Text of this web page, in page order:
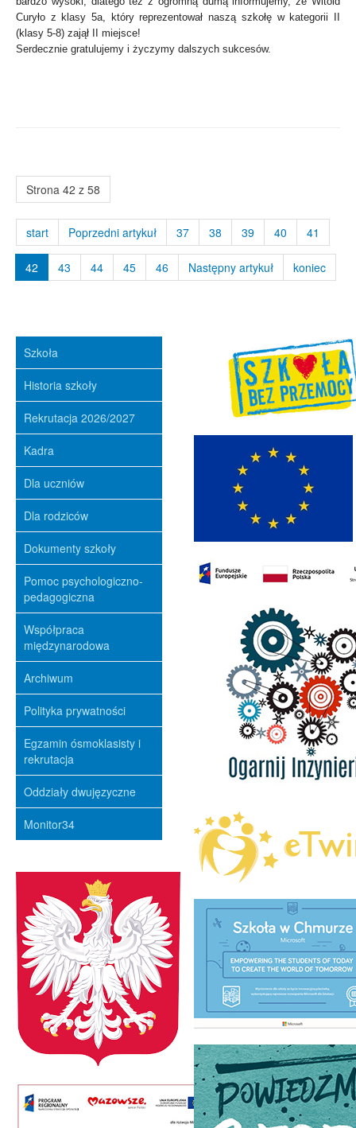
Curyło z klasy 5a, który reprezentował naszą szkołę w kategorii II
(klasy 5-8) zajął II miejsce!
Serdecznie gratulujemy i życzymy dalszych sukcesów.
Strona 42 z 58
start Poprzedni artykuł 37 38 39 40 41
42 43 44 45 46 Następny artykuł koniec
Szkoła
Historia szkoły
Rekrutacja 2026/2027
Kadra
Dla uczniów
Dla rodziców
Dokumenty szkoły
Pomoc psychologiczno-
pedagogiczna
Współpraca
międzynarodowa
Archiwum
Polityka prywatności
Egzamin ósmoklasisty i
rekrutacja
Oddziały dwujęzyczne
Monitor34